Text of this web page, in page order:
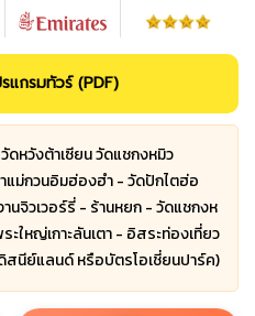
แกรมทัวร์ (PDF)
ดหวังต้าเซียน วัดแชกงหมิว
แม่กวนอิมฮ่องฮำ - วัดปักไตฮ่อ
นจิวเวอร์รี่ - ร้านหยก - วัดแชกงห
ะใหญ่เกาะลันเตา - อิสระท่องเที่ยว
นีย์แลนด์ หรือบัตรโอเชี่ยนปาร์ค)